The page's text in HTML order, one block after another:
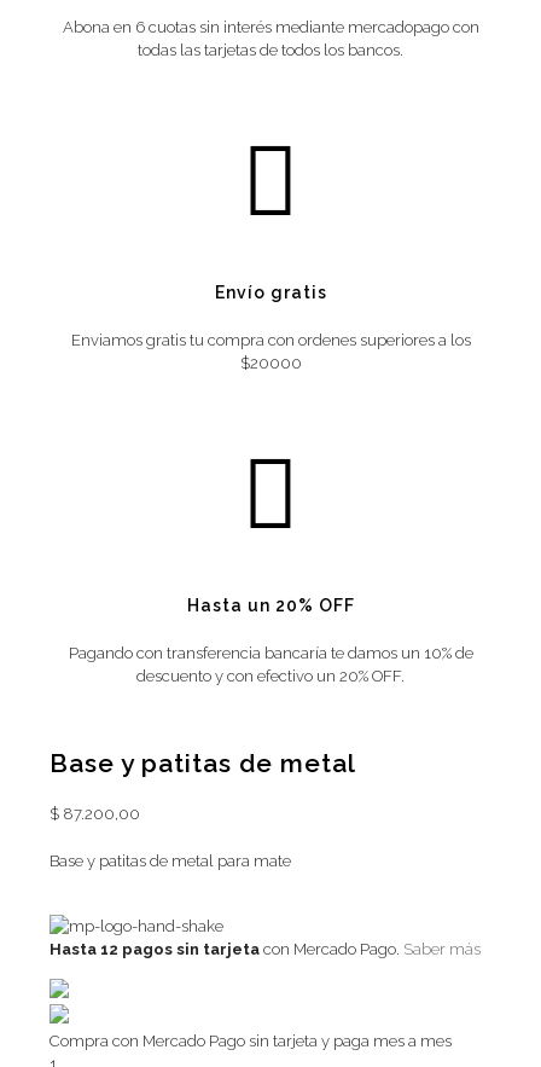
Abona en 6 cuotas sin interés mediante mercadopago con
todas las tarjetas de todos los bancos.
Envío gratis
Enviamos gratis tu compra con ordenes superiores a los
$20000
Hasta un 20% OFF
Pagando con transferencia bancaría te damos un 10% de
descuento y con efectivo un 20% OFF.
Base y patitas de metal
$87.200,00
Base y patitas de metal para mate
Hasta 12 pagos sin tarjetacon Mercado Pago. Saber más
Compra con Mercado Pago sin tarjeta y paga mes a mes